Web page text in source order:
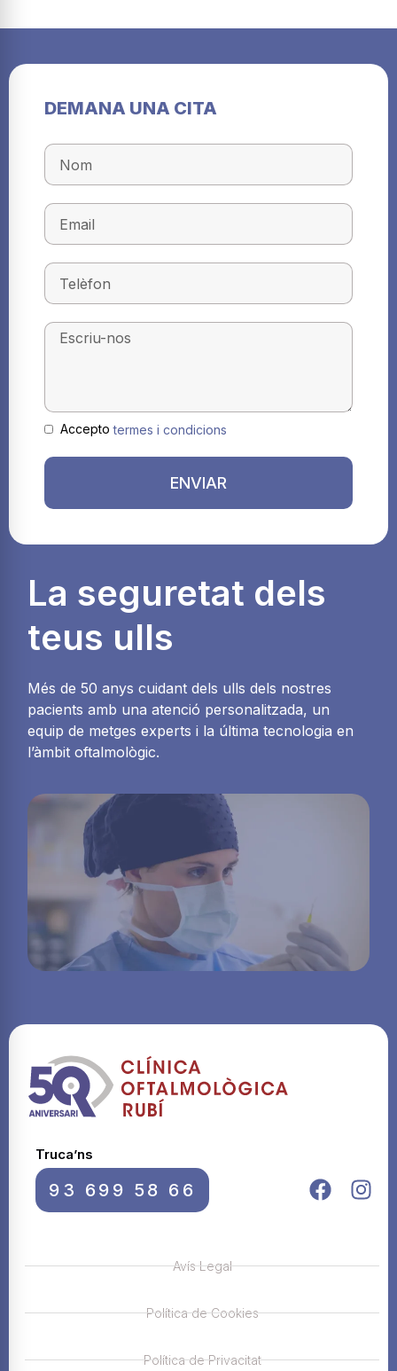
DEMANA UNA CITA
Acceptotermes i condicions
ENVIAR
La seguretat dels
teus ulls
Més de 50 anys cuidant dels ulls dels nostres
pacients amb una atenció personalitzada, un
equip de metges experts i la última tecnologia en
l’àmbit oftalmològic.
Truca’ns
93 699 58 66
Avís Legal
Política de Cookies
Política de Privacitat